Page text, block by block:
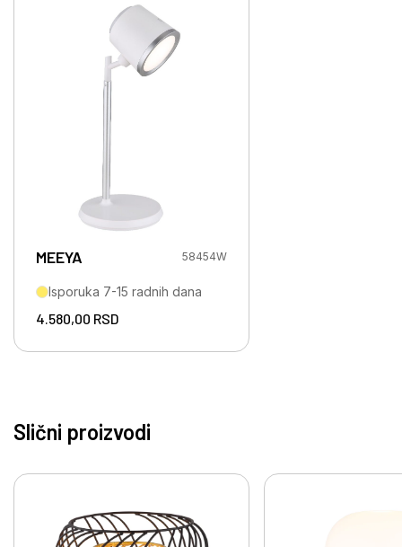
MEEYA 58454W
Isporuka 7-15 radnih dana
4.580,00 RSD
Slični proizvodi